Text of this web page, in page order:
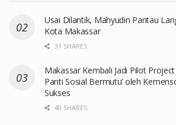
Usai Dilantik, Mahyudin Pantau
Kota Makassar
31 SHARES
Makassar Kembali Jadi Pilot
Panti Sosial Bermutu’ oleh
Sukses
40 SHARES